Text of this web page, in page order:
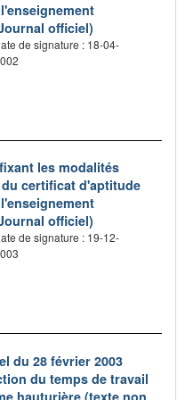
officiel)
de signature : 18-04-
les modalités
certificat d'aptitude
officiel)
de signature : 19-12-
du 28 février 2003
du temps de travail
hauturière (texte non